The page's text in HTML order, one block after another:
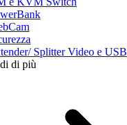
Splitter Video e USB
di più